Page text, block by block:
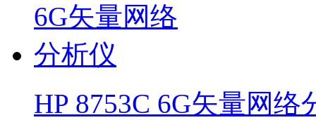
HP 8753C 6G矢量网络